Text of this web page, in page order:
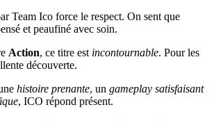
Team Ico force le respect. On sent que
et peaufiné avec soin.
Action, ce titre est incontournable. Pour les
découverte.
histoire prenante, un gameplay satisfaisant
, ICO répond présent.